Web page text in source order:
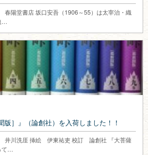
陽堂書店 坂口安吾（1906～55）は太宰治・織
…
版］』（論創社）を入荷しました！！
川洗厓 挿絵 伊東祐吏 校訂 論創社 『大菩薩
て…